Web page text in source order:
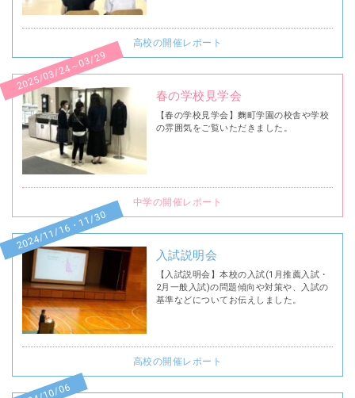
高校の開催レポート
春の学校見学会
【春の学校見学会】麴町学園の校舎や学校
の雰囲気をご覧いただきました。
2025/03/24～03/29
中学の開催レポート
入試説明会
【入試説明会】本校の入試(1月推薦入試・
2月一般入試)の問題傾向や対策や、入試の
基準などについてお伝えしました。
2024/11/16・11/30
高校の開催レポート